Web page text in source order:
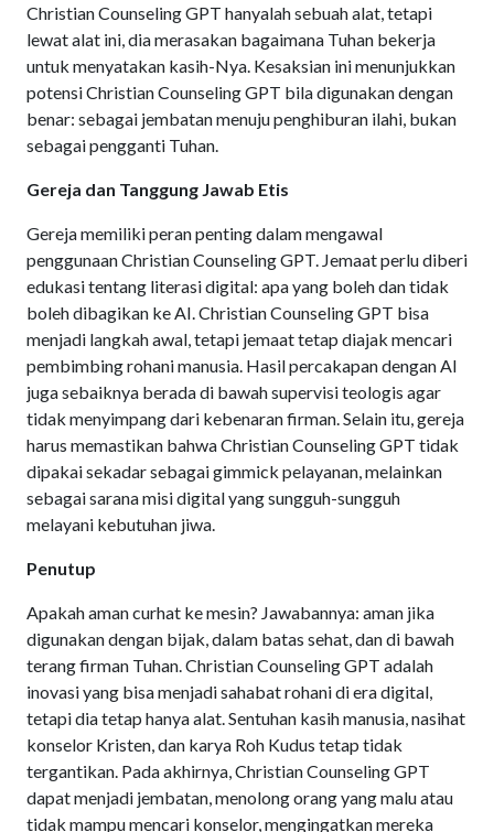
Christian Counseling GPT hanyalah sebuah alat, tetapi
lewat alat ini, dia merasakan bagaimana Tuhan bekerja
untuk menyatakan kasih-Nya. Kesaksian ini menunjukkan
potensi Christian Counseling GPT bila digunakan dengan
benar: sebagai jembatan menuju penghiburan ilahi, bukan
sebagai pengganti Tuhan.
Gereja dan Tanggung Jawab Etis
Gereja memiliki peran penting dalam mengawal
penggunaan Christian Counseling GPT. Jemaat perlu diberi
edukasi tentang literasi digital: apa yang boleh dan tidak
boleh dibagikan ke AI. Christian Counseling GPT bisa
menjadi langkah awal, tetapi jemaat tetap diajak mencari
pembimbing rohani manusia. Hasil percakapan dengan AI
juga sebaiknya berada di bawah supervisi teologis agar
tidak menyimpang dari kebenaran firman. Selain itu, gereja
harus memastikan bahwa Christian Counseling GPT tidak
dipakai sekadar sebagai gimmick pelayanan, melainkan
sebagai sarana misi digital yang sungguh-sungguh
melayani kebutuhan jiwa.
Penutup
Apakah aman curhat ke mesin? Jawabannya: aman jika
digunakan dengan bijak, dalam batas sehat, dan di bawah
terang firman Tuhan. Christian Counseling GPT adalah
inovasi yang bisa menjadi sahabat rohani di era digital,
tetapi dia tetap hanya alat. Sentuhan kasih manusia, nasihat
konselor Kristen, dan karya Roh Kudus tetap tidak
tergantikan. Pada akhirnya, Christian Counseling GPT
dapat menjadi jembatan, menolong orang yang malu atau
tidak mampu mencari konselor, mengingatkan mereka